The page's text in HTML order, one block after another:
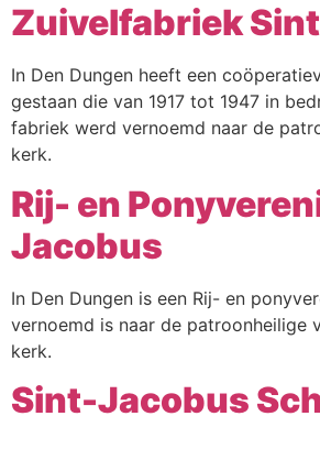
Nieuws
Agenda
Webshop
Contact
Zuivelfabriek
In Den Dungen heeft een
gestaan die van 1917 tot 1947 in
fabriek werd vernoemd naar de
kerk.
Rij- en
Jacobus
In Den Dungen is een Rij- en
vernoemd is naar de patroonheilige
kerk.
Sint-Jacobus